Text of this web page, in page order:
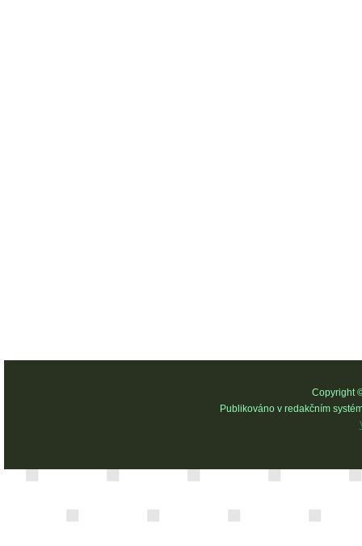
Copyright
Publikováno v redakčním